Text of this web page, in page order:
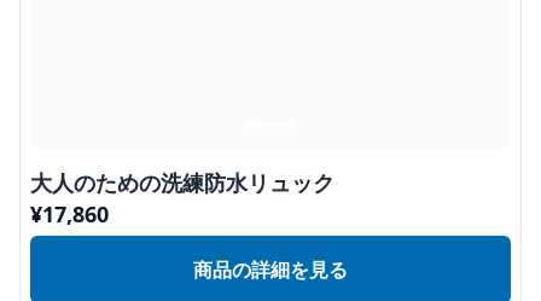
大人のための洗練防水リュック
¥17,860
商品の詳細を見る